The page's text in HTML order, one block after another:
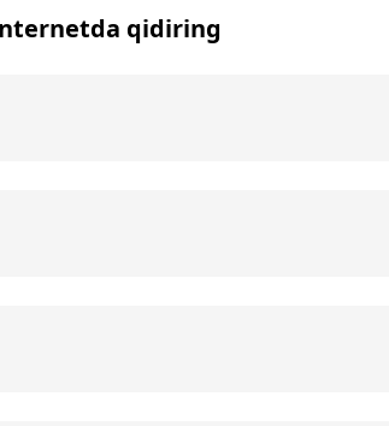
qidiring